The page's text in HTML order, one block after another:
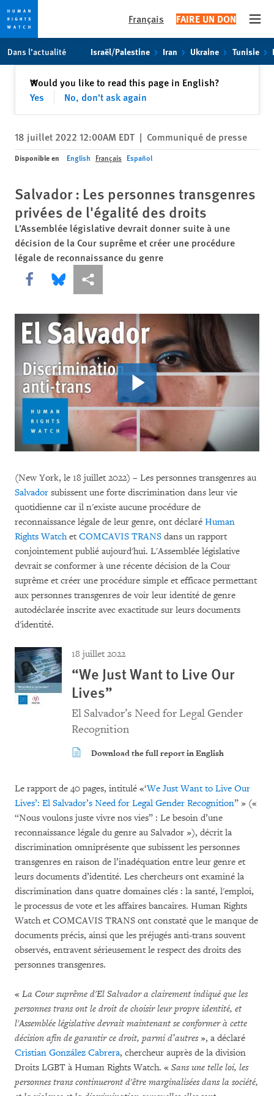
toto
content
Français FAIRE UN DON
Dans l’actualité Israël/Palestine Iran Ukraine Tunisie
Would you like to read this page in English?
Yes
No, don't ask again
✕Fermer
18 juillet 2022 12:00AM EDT | Communiqué de presse
Disponible en English Français Español
Salvador : Les personnes transgenres
privées de l'égalité des droits
L’Assemblée législative devrait donner suite à une
décision de la Cour suprême et créer une procédure
légale de reconnaissance du genre
Share this via Facebook
Share this via Bluesky
Share this via Partagez
(New York, le 18 juillet 2022) – Les personnes transgenres au
Salvador subissent une forte discrimination dans leur vie
quotidienne car il n'existe aucune procédure de
reconnaissance légale de leur genre, ont déclaré Human
Rights Watchet COMCAVIS TRANS dans un rapport
conjointement publié aujourd'hui. L'Assemblée législative
devrait se conformer à une récente décision de la Cour
suprême et créer une procédure simple et efficace permettant
aux personnes transgenres de voir leur identité de genre
autodéclarée inscrite avec exactitude sur leurs documents
d'identité.
18 juillet 2022
“We Just Want to Live Our
Lives”
El Salvador’s Need for Legal Gender
Recognition
Download the full report in English
Le rapport de 40 pages, intitulé «‘We Just Want to Live Our
Lives’: El Salvador’s Need for Legal Gender Recognition” » («
“Nous voulons juste vivre nos vies” : Le besoin d’une
reconnaissance légale du genre au Salvador »), décrit la
discrimination omniprésente que subissent les personnes
transgenres en raison de l’inadéquation entre leur genre et
leurs documents d’identité. Les chercheurs ont examiné la
discrimination dans quatre domaines clés : la santé, l'emploi,
le processus de vote et les affaires bancaires. Human Rights
Watch et COMCAVIS TRANS ont constaté que le manque de
documents précis, ainsi que les préjugés anti-trans souvent
observés, entravent sérieusement le respect des droits des
personnes transgenres.
« La Cour suprême d'El Salvador a clairement indiqué que les
personnes trans ont le droit de choisir leur propre identité, et
l'Assemblée législative devrait maintenant se conformer à cette
décision afin de garantir ce droit, parmi d’autres», a déclaré
Cristian González Cabrera, chercheur auprès de la division
Droits LGBT à Human Rights Watch. « Sans une telle loi, les
personnes trans continueront d'être marginalisées dans la société,